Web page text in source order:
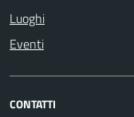
Luoghi
Eventi
CONTATTI